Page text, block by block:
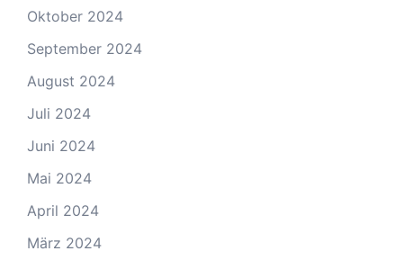
Oktober 2024
September 2024
August 2024
Juli 2024
Juni 2024
Mai 2024
April 2024
März 2024